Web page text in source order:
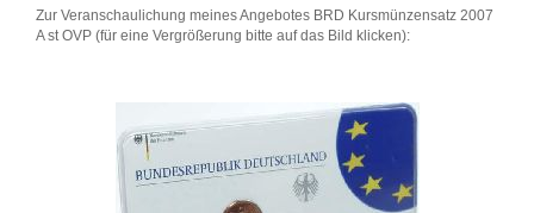
Zur Veranschaulichung meines Angebotes BRD Kursmünzensatz 2007
A st OVP (für eine Vergrößerung bitte auf das Bild klicken):